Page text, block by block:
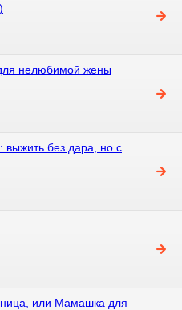
нелюбимой жены
выжить без дара, но с
или Мамашка для